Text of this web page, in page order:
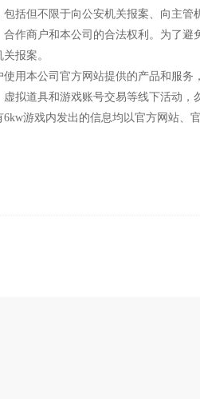
括但不限于向公安机关报案、向主
作商户和本公司的合法权利。为了
报案。
用本公司官方网站提供的产品和服
拟道具和游戏账号交易等线下活动
游戏内发出的信息均以官方网站、